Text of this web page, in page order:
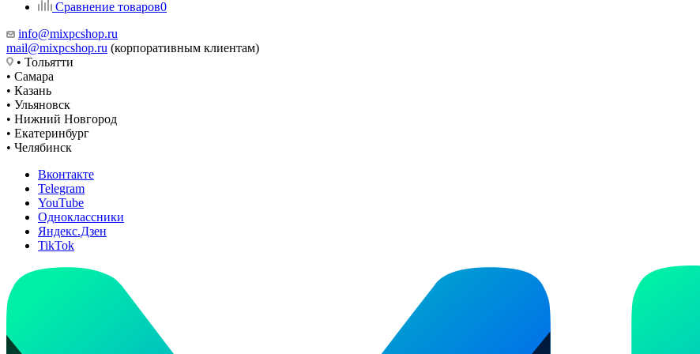
Сравнение товаров0
info@mixpcshop.ru
mail@mixpcshop.ru (корпоративным клиентам)
• Тольятти
• Самара
• Казань
• Ульяновск
• Нижний Новгород
• Екатеринбург
• Челябинск
Вконтакте
Telegram
YouTube
Одноклассники
Яндекс.Дзен
TikTok